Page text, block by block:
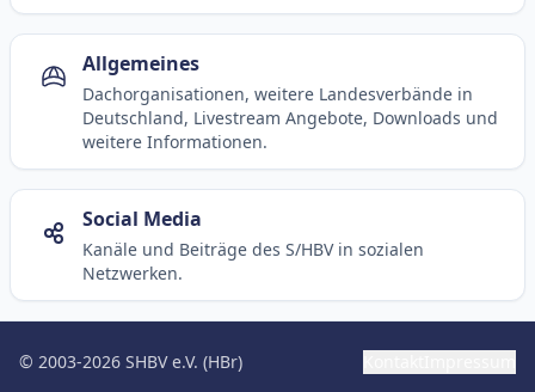
Allgemeines
Dachorganisationen, weitere Landesverbände in
Deutschland, Livestream Angebote, Downloads und
weitere Informationen.
Social Media
Kanäle und Beiträge des S/HBV in sozialen
Netzwerken.
© 2003-2026 SHBV e.V. (HBr)